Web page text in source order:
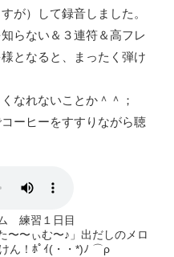
が）して録音しました。
らない＆３連符＆高フレ
となると、まったく弾け
なれないことか＾＾；
ーヒーをすすりながら聴
練習１日目
〜ぃむ〜♪」出だしのメロ
ん！ﾎﾟｲ(・・*)ﾉ ⌒ρ